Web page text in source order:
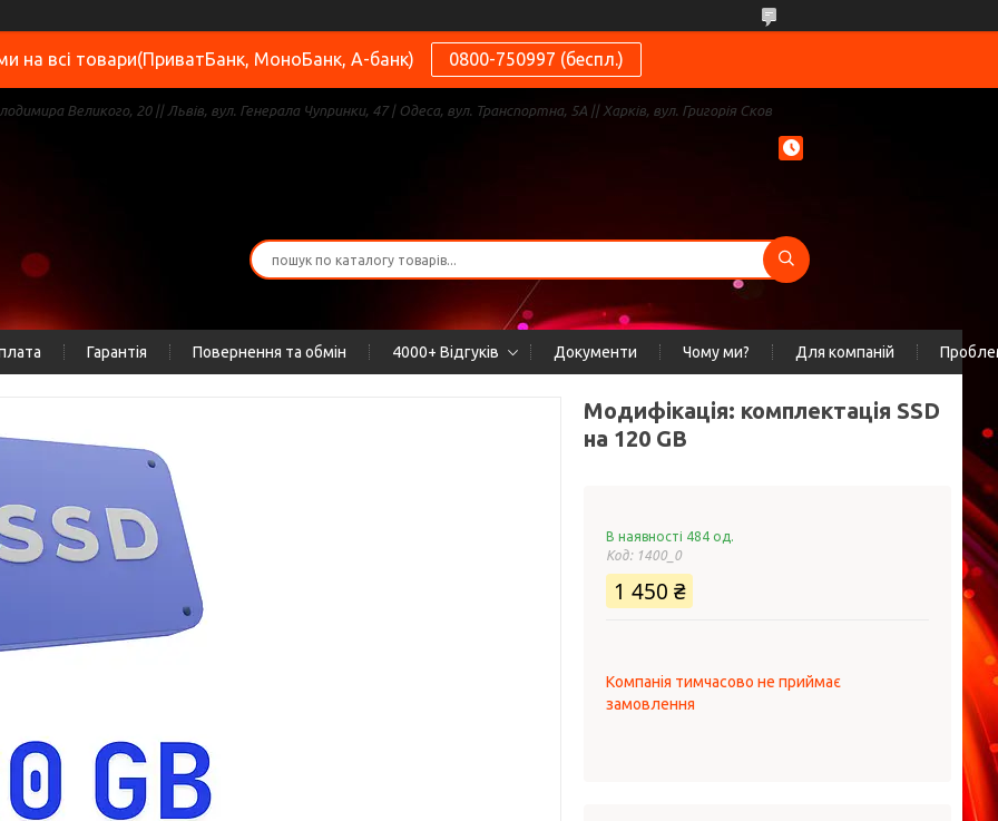
на всі товари(ПриватБанк, МоноБанк, А-банк) 0800-750997 (беспл.)
Великого, 20 || Львів, вул. Генерала Чупринки, 47 | Одеса, вул. Транспортна, 5А || Харків, вул. Григорія Сков
Гарантія Повернення та обмін 4000+ Відгуків Документи Чому ми? Для компаній
Модифікація: комплектація SSD
на 120 GB
В наявності 484 од.
Код: 1400_0
1 450 ₴
Компанія тимчасово не приймає
замовлення